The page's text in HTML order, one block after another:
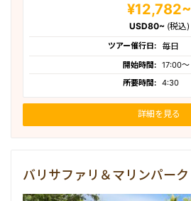
¥12,782~
USD80~ (税込)
ツアー催行日: 毎日
開始時間: 17:00〜
所要時間: 4:30
詳細を見る
バリサファリ＆マリンパーク